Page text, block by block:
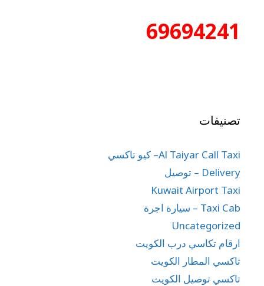
69694241
تصنيفات
Al Taiyar Call Taxi– كيو تاكسي
Delivery – توصيل
Kuwait Airport Taxi
Taxi Cab – سيارة اجرة
Uncategorized
ارقام تكاسي درب الكويت
تاكسي المطار الكويت
تاكسي توصيل الكويت